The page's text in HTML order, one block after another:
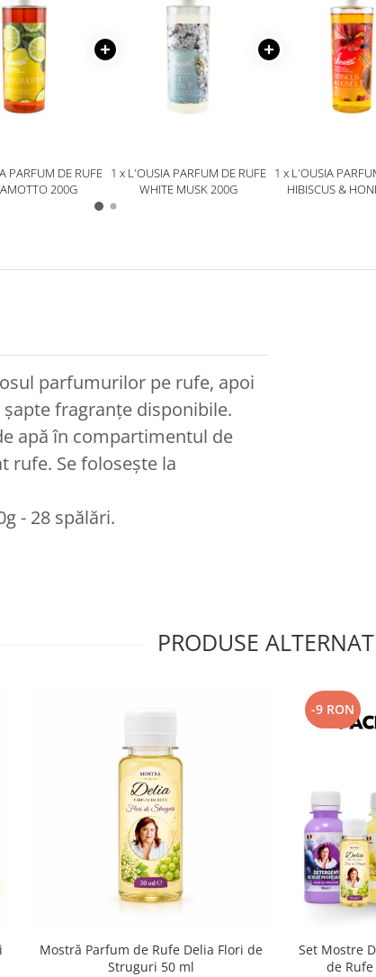
PARFUM DE RUFE
200G
1 x L'OUSIA PARFUM DE RUFE
WHITE MUSK 200G
1 x L'OUSIA
HIBISCUS &
parfumurilor pe rufe, apoi
fragranțe disponibile.
apă în compartimentul de
rufe. Se folosește la
- 28 spălări.
PRODUSE
Mostră Parfum de Rufe Delia Flori de
Struguri 50 ml
-9 RON
Set Mostre
de